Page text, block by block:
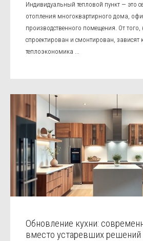
Индивидуальный тепловой пункт — это
отопления многоквартирного дома,
производственного помещения. От того,
спроектирован и смонтирован, зависят
теплоэкономика ...
Обновление кухни:
вместо устаревших решений